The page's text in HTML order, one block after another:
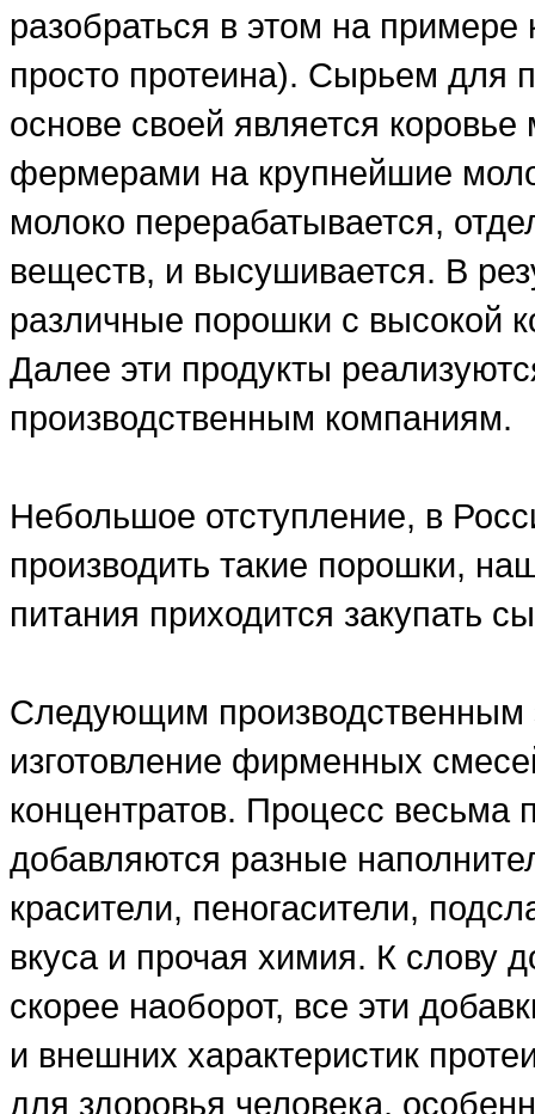
разобраться в этом на примере
просто протеина). Сырьем для
основе своей является
фермерами на крупнейшие
молоко перерабатывается,
веществ, и высушивается. В
различные порошки с высокой
Далее эти продукты
производственным компаниям.
Небольшое отступление, в
производить такие порошки,
питания приходится закупать
Следующим производственным
изготовление фирменных
концентратов. Процесс весьма
добавляются разные
красители, пеногасители,
вкуса и прочая химия. К слову
скорее наоборот, все эти
и внешних характеристик
для здоровья человека,